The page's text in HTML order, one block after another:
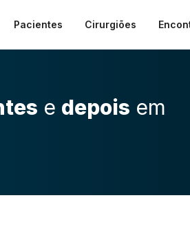
Pacientes Cirurgiões
e depois em